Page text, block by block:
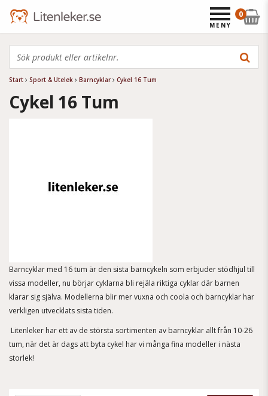
Start Sport & Utelek Barncyklar Cykel 16 Tum
Cykel 16 Tum
Barncyklar med 16 tum är den sista barncykeln som erbjuder stödhjul till
vissa modeller, nu börjar cyklarna bli rejäla riktiga cyklar där barnen
klarar sig själva. Modellerna blir mer vuxna och coola och barncyklar har
verkligen utvecklats sista tiden.
Litenleker har ett av de största sortimenten av barncyklar allt från 10-26
tum, när det är dags att byta cykel har vi många fina modeller i nästa
storlek!
0
MENY